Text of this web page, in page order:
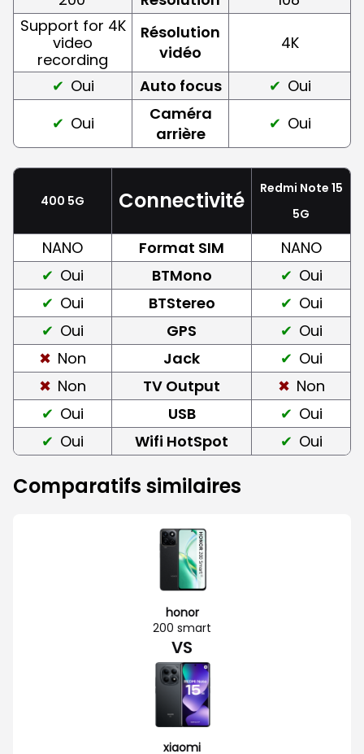
Support for 4K
video
recording
Résolution
vidéo
4K
Oui Auto focus
Oui
Oui
Caméra
arrière
Oui
400 5G Connectivité
Redmi Note 15
5G
NANO Format SIM
NANO
Oui
BTMono
Oui
Oui
BTStereo
Oui
Oui
GPS
Oui
Non
Jack
Oui
Non
TV Output
Non
Oui
USB
Oui
Oui
Wifi HotSpot Oui
Comparatifs similaires
honor
200 smart
VS
xiaomi